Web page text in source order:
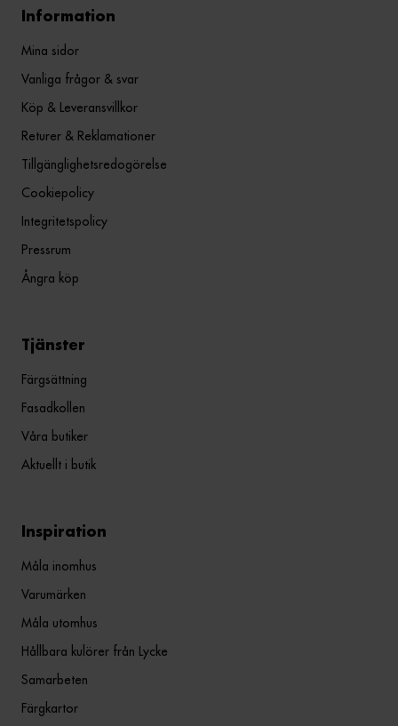
Information
Mina sidor
Vanliga frågor & svar
Köp & Leveransvillkor
Returer & Reklamationer
Tillgänglighetsredogörelse
Cookiepolicy
Integritetspolicy
Pressrum
Ångra köp
Tjänster
Färgsättning
Fasadkollen
Våra butiker
Aktuellt i butik
Inspiration
Måla inomhus
Varumärken
Måla utomhus
Hållbara kulörer från Lycke
Samarbeten
Färgkartor